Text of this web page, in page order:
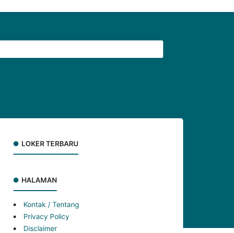
LOKER TERBARU
HALAMAN
Kontak / Tentang
Privacy Policy
Disclaimer